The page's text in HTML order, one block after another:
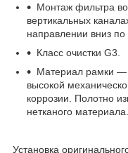
Монтаж фильтра
вертикальных
направлении вниз по
Класс очистки G3.
Материал рамки —
высокой
коррозии. Полотно
нетканого материала.
Установка